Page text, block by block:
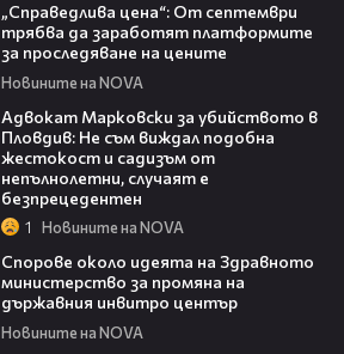
„Справедлива цена“: От септември
трябва да заработят платформите
за проследяване на цените
Новините на NOVA
Адвокат Марковски за убийството в
Пловдив: Не съм виждал подобна
жестокост и садизъм от
непълнолетни, случаят е
безпрецедентен
1 Новините на NOVA
Спорове около идеята на Здравното
министерство за промяна на
държавния инвитро център
Новините на NOVA